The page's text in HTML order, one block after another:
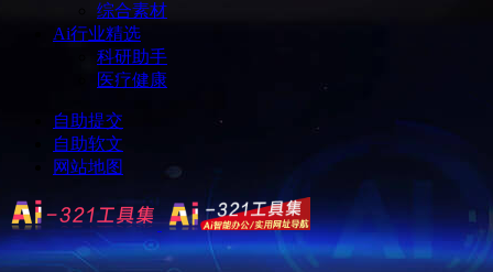
综合素材
Ai行业精选
科研助手
医疗健康
自助提交
自助软文
网站地图